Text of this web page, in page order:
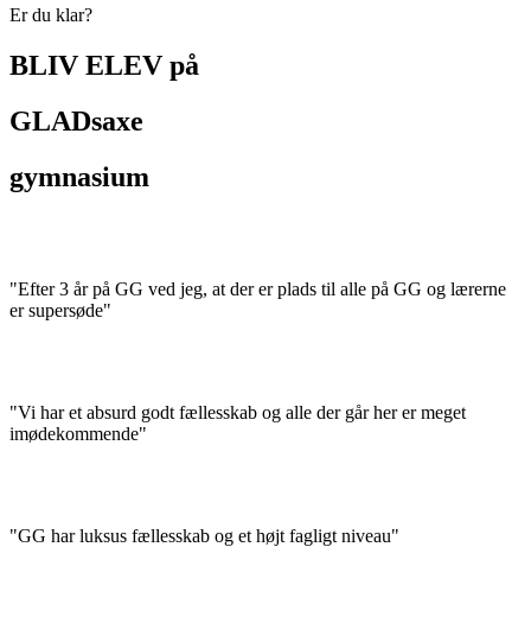
Er du klar?
BLIV ELEV på
GLADsaxe
gymnasium
"Efter 3 år på GG ved jeg, at der er plads til alle på GG og lærerne
er supersøde"
"Vi har et absurd godt fællesskab og alle der går her er meget
imødekommende"
"GG har luksus fællesskab og et højt fagligt niveau"